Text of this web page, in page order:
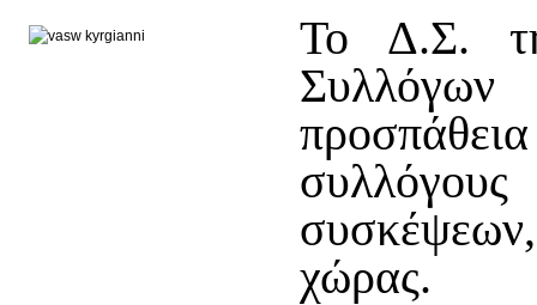
Το Δ.Σ.
συσκέψεων,
χώρας.